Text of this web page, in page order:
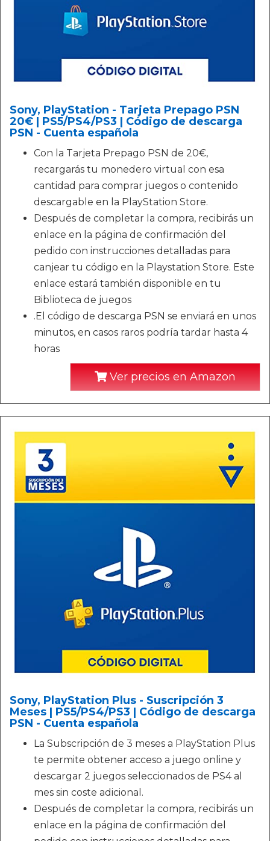
Sony, PlayStation - Tarjeta Prepago PSN
20€ | PS5/PS4/PS3 | Código de descarga
PSN - Cuenta española
Con la Tarjeta Prepago PSN de 20€,
recargarás tu monedero virtual con esa
cantidad para comprar juegos o contenido
descargable en la PlayStation Store.
Después de completar la compra, recibirás un
enlace en la página de confirmación del
pedido con instrucciones detalladas para
canjear tu código en la Playstation Store. Este
enlace estará también disponible en tu
Biblioteca de juegos
.El código de descarga PSN se enviará en unos
minutos, en casos raros podría tardar hasta 4
horas
Ver precios en Amazon
Sony, PlayStation Plus - Suscripción 3
Meses | PS5/PS4/PS3 | Código de descarga
PSN - Cuenta española
La Subscripción de 3 meses a PlayStation Plus
te permite obtener acceso a juego online y
descargar 2 juegos seleccionados de PS4 al
mes sin coste adicional.
Después de completar la compra, recibirás un
enlace en la página de confirmación del